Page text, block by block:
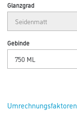
Glanzgrad
Gebinde
Umrechnungsfaktoren